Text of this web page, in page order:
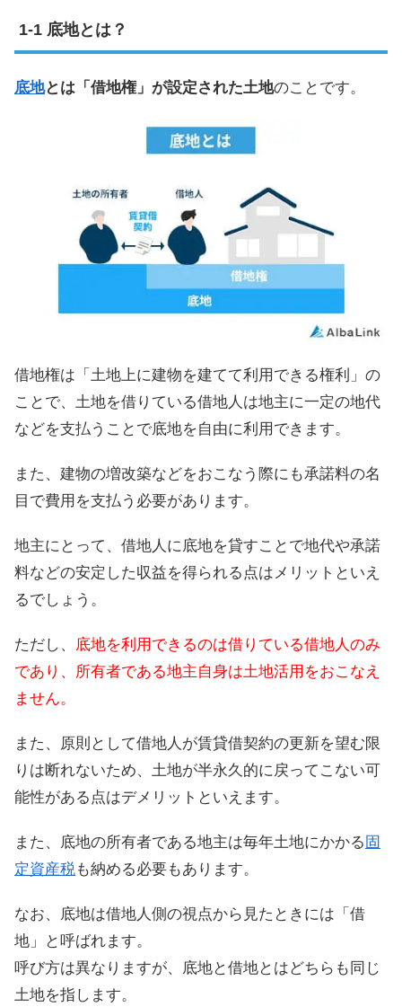
底地とは？
底地とは「借地権」が設定された土地のことです。
借地権は「土地上に建物を建てて利用できる権利」の
ことで、土地を借りている借地人は地主に一定の地代
などを支払うことで底地を自由に利用できます。
また、建物の増改築などをおこなう際にも承諾料の名
目で費用を支払う必要があります。
地主にとって、借地人に底地を貸すことで地代や承諾
料などの安定した収益を得られる点はメリットといえ
るでしょう。
ただし、
底地を利用できるのは借りている借地人のみ
であり、所有者である地主自身は土地活用をおこなえ
ません。
また、原則として借地人が賃貸借契約の更新を望む限
りは断れないため、土地が半永久的に戻ってこない可
能性がある点はデメリットといえます。
また、底地の所有者である地主は毎年土地にかかる 固
定資産税も納める必要もあります。
なお、底地は借地人側の視点から見たときには「借
地」と呼ばれます。
呼び方は異なりますが、底地と借地とはどちらも同じ
土地を指します。